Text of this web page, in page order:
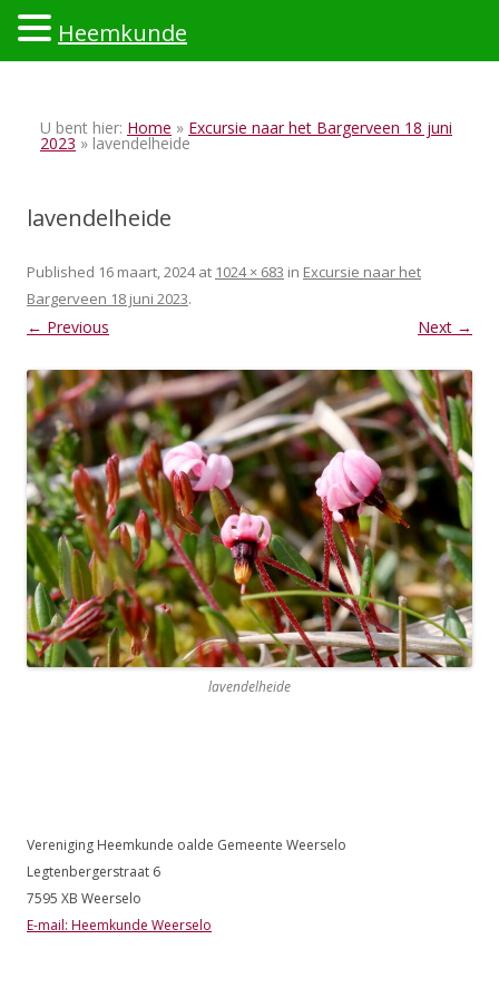
U bent hier: Home » Excursie naar het Bargerveen 18 juni
2023 » lavendelheide
lavendelheide
Published 16 maart, 2024at 1024 × 683 in Excursie naar het
Bargerveen 18 juni 2023.
← Previous Next →
lavendelheide
Vereniging Heemkunde oalde Gemeente Weerselo
Legtenbergerstraat 6
7595 XB Weerselo
E-mail: Heemkunde Weerselo
Heemkunde